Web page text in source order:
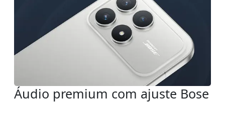
Áudio premium com ajuste Bose